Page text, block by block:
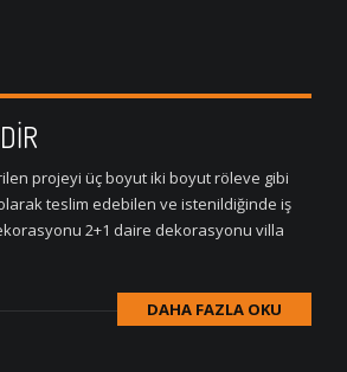
projeyi üç boyut iki boyut röleve gibi
teslim edebilen ve istenildiğinde iş
2+1 daire dekorasyonu villa
DAHA FAZLA OKU